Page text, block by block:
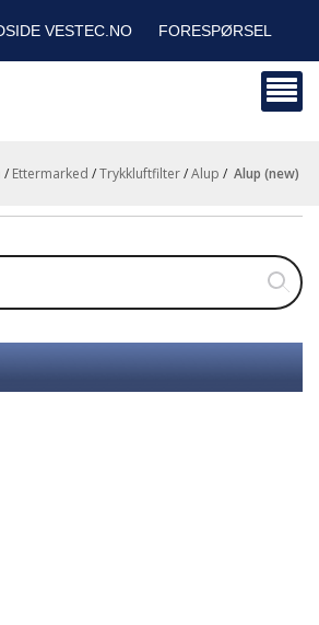
VESTEC.NO FORESPØRSEL
/ Ettermarked /Trykkluftfilter/Alup / alup (new)